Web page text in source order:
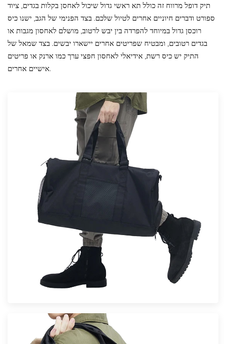
תיק דופל מרווח זה כולל תא ראשי גדול שיכול לאחסן בקלות בגדים, ציוד
ספורט ודברים חיוניים אחרים לטיול שלכם. בצד הפנימי של הגב, ישנו כיס
רוכסן גדול במיוחד להפרדה בין יבש לרטוב, מושלם לאחסון מגבות או
בגדים רטובים, ומבטיח שפריטים אחרים יישארו יבשים. בצד שמאל של
התיק יש כיס רשת, אידיאלי לאחסון חפצי ערך כמו ארנק או פריטים
אישיים אחרים.